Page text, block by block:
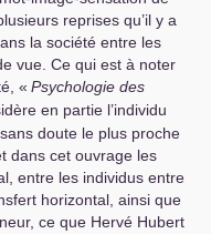
reprises qu’il y a
la société entre les
vue. Ce qui est à noter
« Psychologie des
en partie l’individu
doute le plus proche
dans cet ouvrage les
entre les individus entre
horizontal, ainsi que
ce que Hervé Hubert